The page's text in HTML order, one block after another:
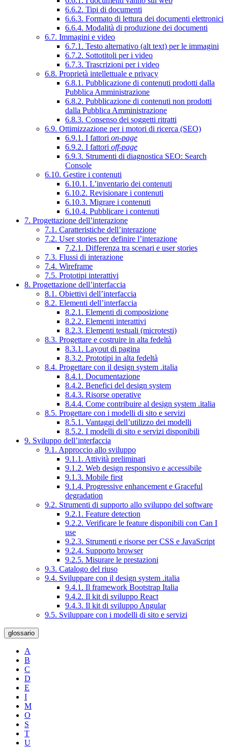
6.6.2. Tipi di documenti
6.6.3. Formato di lettura dei documenti elettronici
6.6.4. Modalità di produzione dei documenti
6.7. Immagini e video
6.7.1. Testo alternativo (alt text) per le immagini
6.7.2. Sottotitoli per i video
6.7.3. Trascrizioni per i video
6.8. Proprietà intellettuale e privacy
6.8.1. Pubblicazione di contenuti prodotti dalla
Pubblica Amministrazione
6.8.2. Pubblicazione di contenuti non prodotti
dalla Pubblica Amministrazione
6.8.3. Consenso dei soggetti ritratti
6.9. Ottimizzazione per i motori di ricerca (SEO)
6.9.1. I fattori on-page
6.9.2. I fattori off-page
6.9.3. Strumenti di diagnostica SEO: Search
Console
6.10. Gestire i contenuti
6.10.1. L’inventario dei contenuti
6.10.2. Revisionare i contenuti
6.10.3. Migrare i contenuti
6.10.4. Pubblicare i contenuti
7. Progettazione dell’interazione
7.1. Caratteristiche dell’interazione
7.2. User stories per definire l’interazione
7.2.1. Differenza tra scenari e user stories
7.3. Flussi di interazione
7.4. Wireframe
7.5. Prototipi interattivi
8. Progettazione dell’interfaccia
8.1. Obiettivi dell’interfaccia
8.2. Elementi dell’interfaccia
8.2.1. Elementi di composizione
8.2.2. Elementi interattivi
8.2.3. Elementi testuali (microtesti)
8.3. Progettare e costruire in alta fedeltà
8.3.1. Layout di pagina
8.3.2. Prototipi in alta fedeltà
8.4. Progettare con il design system .italia
8.4.1. Documentazione
8.4.2. Benefici del design system
8.4.3. Risorse operative
8.4.4. Come contribuire al design system .italia
8.5. Progettare con i modelli di sito e servizi
8.5.1. Vantaggi dell’utilizzo dei modelli
8.5.2. I modelli di sito e servizi disponibili
9. Sviluppo dell’interfaccia
9.1. Approccio allo sviluppo
9.1.1. Attività preliminari
9.1.2. Web design responsivo e accessibile
9.1.3. Mobile first
9.1.4. Progressive enhancement e Graceful
degradation
9.2. Strumenti di supporto allo sviluppo del software
9.2.1. Feature detection
9.2.2. Verificare le feature disponibili con Can I
use
9.2.3. Strumenti e risorse per CSS e JavaScript
9.2.4. Supporto browser
9.2.5. Misurare le prestazioni
9.3. Catalogo del riuso
9.4. Sviluppare con il design system .italia
9.4.1. Il framework Bootstrap Italia
9.4.2. Il kit di sviluppo React
9.4.3. Il kit di sviluppo Angular
9.5. Sviluppare con i modelli di sito e servizi
glossario
A
B
C
D
E
I
M
O
S
T
U